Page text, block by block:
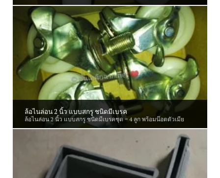
ล้อไนล่อน 2 นิ้ว แบบสกรู ชนิดมีเบรค
ล้อไนล่อน 2 นิ้ว แบบสกรู ชนิดมีเบรคชุด = 4 ลูก พร้อมน๊อตตัวเมีย